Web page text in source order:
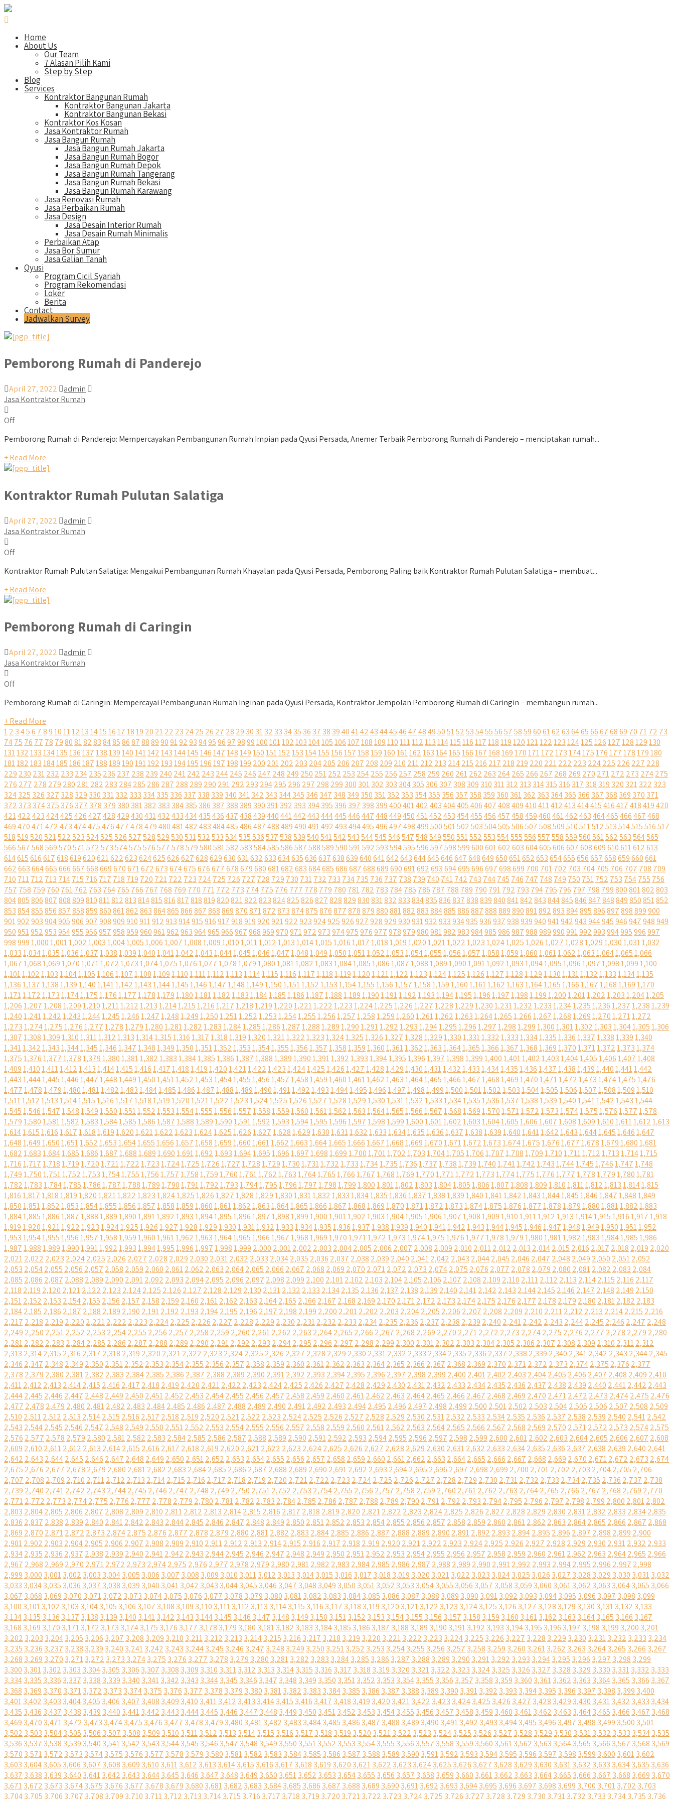
Home
About Us
Our Team
7 Alasan Pilih Kami
Step by Step
Blog
Services
Kontraktor Bangunan Rumah
Kontraktor Bangunan Jakarta
Kontraktor Bangunan Bekasi
Kontraktor Kos Kosan
Jasa Kontraktor Rumah
Jasa Bangun Rumah
Jasa Bangun Rumah Jakarta
Jasa Bangun Rumah Bogor
Jasa Bangun Rumah Depok
Jasa Bangun Rumah Tangerang
Jasa Bangun Rumah Bekasi
Jasa Bangun Rumah Karawang
Jasa Renovasi Rumah
Jasa Perbaikan Rumah
Jasa Design
Jasa Desain Interior Rumah
Jasa Desain Rumah Minimalis
Perbaikan Atap
Jasa Bor Sumur
Jasa Galian Tanah
Qyusi
Program Cicil Syariah
Program Rekomendasi
Loker
Berita
Contact
Jadwalkan Survey
Pemborong Rumah di Panderejo
April 27, 2022
admin
Jasa Kontraktor Rumah
Off
Pemborong Rumah di Panderejo: Mempercayakan Pembangunan Rumah Impian pada Qyusi Persada, Anemer Terbaik Pemborong Rumah di Panderejo – menciptakan rumah...
+ Read More
Kontraktor Rumah Pulutan Salatiga
April 27, 2022
admin
Jasa Kontraktor Rumah
Off
Kontraktor Rumah Pulutan Salatiga: Mengakui Pembangunan Rumah Khayalan pada Qyusi Persada, Pemborong Paling baik Kontraktor Rumah Pulutan Salatiga – membuat...
+ Read More
Pemborong Rumah di Caringin
April 27, 2022
admin
Jasa Kontraktor Rumah
Off
Pemborong Rumah di Caringin: Mempercayai Pembangunan Rumah Inginan pada Qyusi Persada, Kontraktor Jempolan Pemborong Rumah di Caringin – membangun rumah...
+ Read More
12 3456 78910111213141516171819 20 2122 23 2425 26 27 28 29 30 3132 33 3435 36 37 38 39404142434445464748495051525354555657585960616263646566676869 70 7172 73
7475 76 77 78 798081828384858687888990919293949596979899100101102103104105106107108109110111112113114115116117118119120121122123124125126127128129130
131132133134135136137138139140141142143144145146147148149150151152153154155156157158159160161162163164165166167168169170171172173174175176177178179180
181182183184185186187188189190191192193194195196197198199 200 201202 203 204205 206 207 208 209 210 211212 213 214215 216 217 218 219 220 221222 223 224225 226 227 228
229 230 231232 233 234235 236 237 238 239 240 241242 243 244245 246 247 248 249 250 251252 253 254255 256 257 258 259 260 261262 263 264265 266 267 268 269 270 271272 273 274275
276 277 278 279 280 281282 283 284285 286 287 288 289 290 291292 293 294295 296 297 298 299 300 301302 303 304305 306 307 308 309 310 311312 313 314315 316 317 318 319 320 321322 323
324325 326 327 328 329 330 331332 333 334335 336 337 338 339 340 341342 343 344345 346 347 348 349 350 351352 353 354355 356 357 358 359 360 361362 363 364365 366 367 368 369 370 371
372 373 374375 376 377 378 379 380 381382 383 384385 386 387 388 389 390 391392 393 394395 396 397 398 399400401402403404405406407408409410411412413414415416417418419420
421422423424425426427428429430431432433434435436437438439440441442443444445446447448449450451452453454455456457458459460461462463464465466467468
469470471472473474475476477478479480481482483484485486487488489490491492493494495496497498499500501502503504505506507508509510511512513514515516517
518519520521522523524525526527528529530531532533534535536537538539540541542543544545546547548549550551552553554555556557558559560561562563564565
566567568569570571572573574575576577578579580581582583584585586587588589590591592593594595596597598599600601602603604605606607608609610611612613
614615616617618619620621622623624625626627628629630631632633634635636637638639640641642643644645646647648649650651652653654655656657658659660661
662663664665666667668669670671672673674675676677678679680681682683684685686687688689690691692693694695696697698699 700 701702 703 704705 706 707 708 709
710 711712 713 714715 716 717 718 719 720 721722 723 724725 726 727 728 729 730 731732 733 734735 736 737 738 739 740 741742 743 744745 746 747 748 749 750 751752 753 754755 756
757 758 759 760 761762 763 764765 766 767 768 769 770 771772 773 774775 776 777 778 779 780 781782 783 784785 786 787 788 789 790 791792 793 794795 796 797 798 799800801802803
804805806807808809810811812813814815816817818819820821822823824825826827828829830831832833834835836837838839840841842843844845846847848849850851852
853854855856857858859860861862863864865866867868869870871872873874875876877878879880881882883884885886887888889890891892893894895896897898899900
901902903904905906907908909910911912913914915916917918919920921922923924925926927928929930931932933934935936937938939940941942943944945946947948949
950951952953954955956957958959960961962963964965966967968969970971972973974975976977978979980981982983984985986987988989990991992993994995996997
9989991,0001,0011,0021,0031,0041,0051,0061,0071,0081,0091,0101,0111,0121,0131,0141,0151,0161,0171,0181,0191,0201,0211,0221,0231,0241,0251,0261,0271,0281,0291,0301,0311,032
1,0331,0341,0351,0361,0371,0381,0391,0401,0411,0421,0431,0441,0451,0461,0471,0481,0491,0501,0511,0521,0531,0541,0551,0561,0571,0581,0591,0601,0611,0621,0631,0641,0651,066
1,0671,0681,0691,0701,0711,0721,0731,0741,0751,0761,0771,0781,0791,0801,0811,0821,0831,0841,0851,0861,0871,0881,0891,0901,0911,0921,0931,0941,0951,0961,0971,0981,0991,100
1,1011,1021,1031,1041,1051,1061,1071,1081,1091,1101,1111,1121,1131,1141,1151,1161,1171,1181,1191,1201,1211,1221,1231,1241,1251,1261,1271,1281,1291,1301,1311,1321,1331,1341,135
1,1361,1371,1381,1391,1401,1411,1421,1431,1441,1451,1461,1471,1481,1491,1501,1511,1521,1531,1541,1551,1561,1571,1581,1591,1601,1611,1621,1631,1641,1651,1661,1671,1681,1691,170
1,1711,1721,1731,1741,1751,1761,1771,1781,1791,1801,1811,1821,1831,1841,1851,1861,1871,1881,1891,1901,1911,1921,1931,1941,1951,1961,1971,1981,1991,2001,2011,2021,2031,2041,205
1,2061,2071,2081,2091,2101,2111,2121,2131,2141,2151,2161,2171,2181,2191,2201,2211,2221,2231,2241,2251,2261,2271,2281,2291,2301,2311,2321,2331,2341,2351,2361,2371,2381,239
1,2401,2411,2421,2431,2441,2451,2461,2471,2481,2491,2501,2511,2521,2531,2541,2551,2561,2571,2581,2591,2601,2611,2621,2631,2641,2651,2661,2671,2681,2691,2701,2711,272
1,2731,2741,2751,2761,2771,2781,2791,2801,2811,2821,2831,2841,2851,2861,2871,2881,2891,2901,2911,2921,2931,2941,2951,2961,2971,2981,2991,3001,3011,3021,3031,3041,3051,306
1,3071,3081,3091,3101,3111,3121,3131,3141,3151,3161,3171,3181,3191,3201,3211,3221,3231,3241,3251,3261,3271,3281,3291,3301,3311,3321,3331,3341,3351,3361,3371,3381,3391,340
1,3411,3421,3431,3441,3451,3461,3471,3481,3491,3501,3511,3521,3531,3541,3551,3561,3571,3581,3591,3601,3611,3621,3631,3641,3651,3661,3671,3681,3691,3701,3711,3721,3731,374
1,3751,3761,3771,3781,3791,3801,3811,3821,3831,3841,3851,3861,3871,3881,3891,3901,3911,3921,3931,3941,3951,3961,3971,3981,3991,4001,4011,4021,4031,4041,4051,4061,4071,408
1,4091,4101,4111,4121,4131,4141,4151,4161,4171,4181,4191,4201,4211,4221,4231,4241,4251,4261,4271,4281,4291,4301,4311,4321,4331,4341,4351,4361,4371,4381,4391,4401,4411,442
1,4431,4441,4451,4461,4471,4481,4491,4501,4511,4521,4531,4541,4551,4561,4571,4581,4591,4601,4611,4621,4631,4641,4651,4661,4671,4681,4691,4701,4711,4721,4731,4741,4751,476
1,4771,4781,4791,4801,4811,4821,4831,4841,4851,4861,4871,4881,4891,4901,4911,4921,4931,4941,4951,4961,4971,4981,4991,5001,5011,5021,5031,5041,5051,5061,5071,5081,5091,510
1,5111,5121,5131,5141,5151,5161,5171,5181,5191,5201,5211,5221,5231,5241,5251,5261,5271,5281,5291,5301,5311,5321,5331,5341,5351,5361,5371,5381,5391,5401,5411,5421,5431,544
1,5451,5461,5471,5481,5491,5501,5511,5521,5531,5541,5551,5561,5571,5581,5591,5601,5611,5621,5631,5641,5651,5661,5671,5681,5691,5701,5711,5721,5731,5741,5751,5761,5771,578
1,5791,5801,5811,5821,5831,5841,5851,5861,5871,5881,5891,5901,5911,5921,5931,5941,5951,5961,5971,5981,5991,6001,6011,6021,6031,6041,6051,6061,6071,6081,6091,6101,6111,6121,613
1,6141,6151,6161,6171,6181,6191,6201,6211,6221,6231,6241,6251,6261,6271,6281,6291,6301,6311,6321,6331,6341,6351,6361,6371,6381,6391,6401,6411,6421,6431,6441,6451,6461,647
1,6481,6491,6501,6511,6521,6531,6541,6551,6561,6571,6581,6591,6601,6611,6621,6631,6641,6651,6661,6671,6681,6691,6701,6711,6721,6731,6741,6751,6761,6771,6781,6791,6801,681
1,6821,6831,6841,6851,6861,6871,6881,6891,6901,6911,6921,6931,6941,6951,6961,6971,6981,6991,7001,7011,7021,7031,7041,7051,7061,7071,7081,7091,7101,7111,7121,7131,7141,715
1,7161,7171,7181,7191,7201,7211,7221,7231,7241,7251,7261,7271,7281,7291,7301,7311,7321,7331,7341,7351,7361,7371,7381,7391,7401,7411,7421,7431,7441,7451,7461,7471,748
1,7491,7501,7511,7521,7531,7541,7551,7561,7571,7581,7591,7601,7611,7621,7631,7641,7651,7661,7671,7681,7691,7701,7711,7721,7731,7741,7751,7761,7771,7781,7791,7801,781
1,7821,7831,7841,7851,7861,7871,7881,7891,7901,7911,7921,7931,7941,7951,7961,7971,7981,7991,8001,8011,8021,8031,8041,8051,8061,8071,8081,8091,8101,8111,8121,8131,8141,815
1,8161,8171,8181,8191,8201,8211,8221,8231,8241,8251,8261,8271,8281,8291,8301,8311,8321,8331,8341,8351,8361,8371,8381,8391,8401,8411,8421,8431,8441,8451,8461,8471,8481,849
1,8501,8511,8521,8531,8541,8551,8561,8571,8581,8591,8601,8611,8621,8631,8641,8651,8661,8671,8681,8691,8701,8711,8721,8731,8741,8751,8761,8771,8781,8791,8801,8811,8821,883
1,8841,8851,8861,8871,8881,8891,8901,8911,8921,8931,8941,8951,8961,8971,8981,8991,9001,9011,9021,9031,9041,9051,9061,9071,9081,9091,9101,9111,9121,9131,9141,9151,9161,9171,918
1,9191,9201,9211,9221,9231,9241,9251,9261,9271,9281,9291,9301,9311,9321,9331,9341,9351,9361,9371,9381,9391,9401,9411,9421,9431,9441,9451,9461,9471,9481,9491,9501,9511,952
1,9531,9541,9551,9561,9571,9581,9591,9601,9611,9621,9631,9641,9651,9661,9671,9681,9691,9701,9711,9721,9731,9741,9751,9761,9771,9781,9791,9801,9811,9821,9831,9841,9851,986
1,9871,9881,9891,9901,9911,9921,9931,9941,9951,9961,9971,9981,999 2,000 2,0012,002 2,003 2,0042,005 2,006 2,007 2,008 2,009 2,010 2,0112,012 2,013 2,0142,015 2,016 2,017 2,018 2,019 2,020
2,0212,022 2,023 2,0242,025 2,026 2,027 2,028 2,029 2,030 2,0312,032 2,033 2,0342,035 2,036 2,037 2,038 2,039 2,040 2,0412,042 2,043 2,0442,045 2,046 2,047 2,048 2,049 2,050 2,0512,052
2,053 2,0542,055 2,056 2,057 2,058 2,059 2,060 2,0612,062 2,063 2,0642,065 2,066 2,067 2,068 2,069 2,070 2,0712,072 2,073 2,0742,075 2,076 2,077 2,078 2,079 2,080 2,0812,082 2,083 2,084
2,085 2,086 2,087 2,088 2,089 2,090 2,0912,092 2,093 2,0942,095 2,096 2,097 2,098 2,099 2,100 2,1012,102 2,103 2,1042,105 2,106 2,107 2,108 2,109 2,110 2,1112,112 2,113 2,1142,115 2,116 2,117
2,118 2,119 2,120 2,1212,122 2,123 2,1242,125 2,126 2,127 2,128 2,129 2,130 2,1312,132 2,133 2,1342,135 2,136 2,137 2,138 2,139 2,140 2,1412,142 2,143 2,1442,145 2,146 2,147 2,148 2,149 2,150
2,1512,152 2,153 2,1542,155 2,156 2,157 2,158 2,159 2,160 2,1612,162 2,163 2,1642,165 2,166 2,167 2,168 2,169 2,170 2,1712,172 2,173 2,1742,175 2,176 2,177 2,178 2,179 2,180 2,1812,182 2,183
2,1842,185 2,186 2,187 2,188 2,189 2,190 2,1912,192 2,193 2,1942,195 2,196 2,197 2,198 2,199 2,200 2,2012,202 2,203 2,2042,205 2,206 2,207 2,208 2,209 2,210 2,2112,212 2,213 2,2142,215 2,216
2,217 2,218 2,219 2,220 2,2212,222 2,223 2,2242,225 2,226 2,227 2,228 2,229 2,230 2,2312,232 2,233 2,2342,235 2,236 2,237 2,238 2,239 2,240 2,2412,242 2,243 2,2442,245 2,246 2,247 2,248
2,249 2,250 2,2512,252 2,253 2,2542,255 2,256 2,257 2,258 2,259 2,260 2,2612,262 2,263 2,2642,265 2,266 2,267 2,268 2,269 2,270 2,2712,272 2,273 2,2742,275 2,276 2,277 2,278 2,279 2,280
2,2812,282 2,283 2,2842,285 2,286 2,287 2,288 2,289 2,290 2,2912,292 2,293 2,2942,295 2,296 2,297 2,298 2,299 2,300 2,3012,302 2,303 2,3042,305 2,306 2,307 2,308 2,309 2,310 2,3112,312
2,313 2,3142,315 2,316 2,317 2,318 2,319 2,320 2,3212,322 2,323 2,3242,325 2,326 2,327 2,328 2,329 2,330 2,3312,332 2,333 2,3342,335 2,336 2,337 2,338 2,339 2,340 2,3412,342 2,343 2,3442,345
2,346 2,347 2,348 2,349 2,350 2,3512,352 2,353 2,3542,355 2,356 2,357 2,358 2,359 2,360 2,3612,362 2,363 2,3642,365 2,366 2,367 2,368 2,369 2,370 2,3712,372 2,373 2,3742,375 2,376 2,377
2,378 2,379 2,380 2,3812,382 2,383 2,3842,385 2,386 2,387 2,388 2,389 2,390 2,3912,392 2,393 2,3942,395 2,396 2,397 2,398 2,399 2,400 2,4012,402 2,403 2,4042,405 2,406 2,407 2,408 2,409 2,410
2,4112,412 2,413 2,4142,415 2,416 2,417 2,418 2,419 2,420 2,4212,422 2,423 2,4242,425 2,426 2,427 2,428 2,429 2,430 2,4312,432 2,433 2,4342,435 2,436 2,437 2,438 2,439 2,440 2,4412,442 2,443
2,4442,445 2,446 2,447 2,448 2,449 2,450 2,4512,452 2,453 2,4542,455 2,456 2,457 2,458 2,459 2,460 2,4612,462 2,463 2,4642,465 2,466 2,467 2,468 2,469 2,470 2,4712,472 2,473 2,4742,475 2,476
2,477 2,478 2,479 2,480 2,4812,482 2,483 2,4842,485 2,486 2,487 2,488 2,489 2,490 2,4912,492 2,493 2,4942,495 2,496 2,497 2,498 2,499 2,500 2,5012,502 2,503 2,5042,505 2,506 2,507 2,508 2,509
2,510 2,5112,512 2,513 2,5142,515 2,516 2,517 2,518 2,519 2,520 2,5212,522 2,523 2,5242,525 2,526 2,527 2,528 2,529 2,530 2,5312,532 2,533 2,5342,535 2,536 2,537 2,538 2,539 2,540 2,5412,542
2,543 2,5442,545 2,546 2,547 2,548 2,549 2,550 2,5512,552 2,553 2,5542,555 2,556 2,557 2,558 2,559 2,560 2,5612,562 2,563 2,5642,565 2,566 2,567 2,568 2,569 2,570 2,5712,572 2,573 2,5742,575
2,576 2,577 2,578 2,579 2,580 2,5812,582 2,583 2,5842,585 2,586 2,587 2,588 2,589 2,590 2,5912,592 2,593 2,5942,595 2,596 2,597 2,598 2,599 2,600 2,6012,602 2,603 2,6042,605 2,606 2,607 2,608
2,609 2,610 2,6112,612 2,613 2,6142,615 2,616 2,617 2,618 2,619 2,620 2,6212,622 2,623 2,6242,625 2,626 2,627 2,628 2,629 2,630 2,6312,632 2,633 2,6342,635 2,636 2,637 2,638 2,639 2,640 2,641
2,642 2,643 2,6442,645 2,646 2,647 2,648 2,649 2,650 2,6512,652 2,653 2,6542,655 2,656 2,657 2,658 2,659 2,660 2,6612,662 2,663 2,6642,665 2,666 2,667 2,668 2,669 2,670 2,6712,672 2,673 2,674
2,675 2,676 2,677 2,678 2,679 2,680 2,6812,682 2,683 2,6842,685 2,686 2,687 2,688 2,689 2,690 2,6912,692 2,693 2,6942,695 2,696 2,697 2,698 2,699 2,700 2,7012,702 2,703 2,7042,705 2,706
2,707 2,708 2,709 2,710 2,7112,712 2,713 2,7142,715 2,716 2,717 2,718 2,719 2,720 2,7212,722 2,723 2,7242,725 2,726 2,727 2,728 2,729 2,730 2,7312,732 2,733 2,7342,735 2,736 2,737 2,738
2,739 2,740 2,7412,742 2,743 2,7442,745 2,746 2,747 2,748 2,749 2,750 2,7512,752 2,753 2,7542,755 2,756 2,757 2,758 2,759 2,760 2,7612,762 2,763 2,7642,765 2,766 2,767 2,768 2,769 2,770
2,7712,772 2,773 2,7742,775 2,776 2,777 2,778 2,779 2,780 2,7812,782 2,783 2,7842,785 2,786 2,787 2,788 2,789 2,790 2,7912,792 2,793 2,7942,795 2,796 2,797 2,798 2,799 2,800 2,8012,802
2,803 2,8042,805 2,806 2,807 2,808 2,809 2,810 2,8112,812 2,813 2,8142,815 2,816 2,817 2,818 2,819 2,820 2,8212,822 2,823 2,8242,825 2,826 2,827 2,828 2,829 2,830 2,8312,832 2,833 2,8342,835
2,836 2,837 2,838 2,839 2,840 2,8412,842 2,843 2,8442,845 2,846 2,847 2,848 2,849 2,850 2,8512,852 2,853 2,8542,855 2,856 2,857 2,858 2,859 2,860 2,8612,862 2,863 2,8642,865 2,866 2,867 2,868
2,869 2,870 2,8712,872 2,873 2,8742,875 2,876 2,877 2,878 2,879 2,880 2,8812,882 2,883 2,8842,885 2,886 2,887 2,888 2,889 2,890 2,8912,892 2,893 2,8942,895 2,896 2,897 2,898 2,899 2,900
2,9012,902 2,903 2,9042,905 2,906 2,907 2,908 2,909 2,910 2,9112,912 2,913 2,9142,915 2,916 2,917 2,918 2,919 2,920 2,9212,922 2,923 2,9242,925 2,926 2,927 2,928 2,929 2,930 2,9312,932 2,933
2,9342,935 2,936 2,937 2,938 2,939 2,940 2,9412,942 2,943 2,9442,945 2,946 2,947 2,948 2,949 2,950 2,9512,952 2,953 2,9542,955 2,956 2,957 2,958 2,959 2,960 2,9612,962 2,963 2,9642,965 2,966
2,967 2,968 2,969 2,970 2,9712,972 2,973 2,9742,975 2,976 2,977 2,978 2,979 2,980 2,9812,982 2,983 2,9842,985 2,986 2,987 2,988 2,989 2,990 2,9912,992 2,993 2,9942,995 2,996 2,997 2,998
2,999 3,000 3,0013,002 3,003 3,0043,005 3,006 3,007 3,008 3,009 3,010 3,0113,012 3,013 3,0143,015 3,016 3,017 3,018 3,019 3,020 3,0213,022 3,023 3,0243,025 3,026 3,027 3,028 3,029 3,030 3,0313,032
3,033 3,0343,035 3,036 3,037 3,038 3,039 3,040 3,0413,042 3,043 3,0443,045 3,046 3,047 3,048 3,049 3,050 3,0513,052 3,053 3,0543,055 3,056 3,057 3,058 3,059 3,060 3,0613,062 3,063 3,0643,065 3,066
3,067 3,068 3,069 3,070 3,0713,072 3,073 3,0743,075 3,076 3,077 3,078 3,079 3,080 3,0813,082 3,083 3,0843,085 3,086 3,087 3,088 3,089 3,090 3,0913,092 3,093 3,0943,095 3,096 3,097 3,098 3,099
3,100 3,1013,102 3,103 3,1043,105 3,106 3,107 3,108 3,109 3,110 3,1113,112 3,113 3,1143,115 3,116 3,117 3,118 3,119 3,120 3,1213,122 3,123 3,1243,125 3,126 3,127 3,128 3,129 3,130 3,1313,132 3,133
3,1343,135 3,136 3,137 3,138 3,139 3,140 3,1413,142 3,143 3,1443,145 3,146 3,147 3,148 3,149 3,150 3,1513,152 3,153 3,1543,155 3,156 3,157 3,158 3,159 3,160 3,1613,162 3,163 3,1643,165 3,166 3,167
3,168 3,169 3,170 3,1713,172 3,173 3,1743,175 3,176 3,177 3,178 3,179 3,180 3,1813,182 3,183 3,1843,185 3,186 3,187 3,188 3,189 3,190 3,1913,192 3,193 3,1943,195 3,196 3,197 3,198 3,199 3,200 3,201
3,202 3,203 3,2043,205 3,206 3,207 3,208 3,209 3,210 3,2113,212 3,213 3,2143,215 3,216 3,217 3,218 3,219 3,220 3,2213,222 3,223 3,2243,225 3,226 3,227 3,228 3,229 3,230 3,2313,232 3,233 3,234
3,235 3,236 3,237 3,238 3,239 3,240 3,2413,242 3,243 3,2443,245 3,246 3,247 3,248 3,249 3,250 3,2513,252 3,253 3,2543,255 3,256 3,257 3,258 3,259 3,260 3,2613,262 3,263 3,2643,265 3,266 3,267
3,268 3,269 3,270 3,2713,272 3,273 3,2743,275 3,276 3,277 3,278 3,279 3,280 3,2813,282 3,283 3,2843,285 3,286 3,287 3,288 3,289 3,290 3,2913,292 3,293 3,2943,295 3,296 3,297 3,298 3,299
3,300 3,3013,302 3,303 3,3043,305 3,306 3,307 3,308 3,309 3,310 3,3113,312 3,313 3,3143,315 3,316 3,317 3,318 3,319 3,320 3,3213,322 3,323 3,3243,325 3,326 3,327 3,328 3,329 3,330 3,3313,332 3,333
3,3343,335 3,336 3,337 3,338 3,339 3,340 3,3413,342 3,343 3,3443,345 3,346 3,347 3,348 3,349 3,350 3,3513,352 3,353 3,3543,355 3,356 3,357 3,358 3,359 3,360 3,3613,362 3,363 3,3643,365 3,366 3,367
3,368 3,369 3,370 3,3713,372 3,373 3,3743,375 3,376 3,377 3,378 3,379 3,380 3,3813,382 3,383 3,3843,385 3,386 3,387 3,388 3,389 3,390 3,3913,392 3,393 3,3943,395 3,396 3,397 3,398 3,399 3,400
3,4013,402 3,403 3,4043,405 3,406 3,407 3,408 3,409 3,410 3,4113,412 3,413 3,4143,415 3,416 3,417 3,418 3,419 3,420 3,4213,422 3,423 3,4243,425 3,426 3,427 3,428 3,429 3,430 3,4313,432 3,433 3,434
3,435 3,436 3,437 3,438 3,439 3,440 3,4413,442 3,443 3,4443,445 3,446 3,447 3,448 3,449 3,450 3,4513,452 3,453 3,4543,455 3,456 3,457 3,458 3,459 3,460 3,4613,462 3,463 3,4643,465 3,466 3,467 3,468
3,469 3,470 3,4713,472 3,473 3,4743,475 3,476 3,477 3,478 3,479 3,480 3,4813,482 3,483 3,4843,485 3,486 3,487 3,488 3,489 3,490 3,4913,492 3,493 3,4943,495 3,496 3,497 3,498 3,499 3,500 3,501
3,502 3,503 3,5043,505 3,506 3,507 3,508 3,509 3,510 3,5113,512 3,513 3,5143,515 3,516 3,517 3,518 3,519 3,520 3,5213,522 3,523 3,5243,525 3,526 3,527 3,528 3,529 3,530 3,5313,532 3,533 3,5343,535
3,536 3,537 3,538 3,539 3,540 3,5413,542 3,543 3,5443,545 3,546 3,547 3,548 3,549 3,550 3,5513,552 3,553 3,5543,555 3,556 3,557 3,558 3,559 3,560 3,5613,562 3,563 3,5643,565 3,566 3,567 3,568 3,569
3,570 3,5713,572 3,573 3,5743,575 3,576 3,577 3,578 3,579 3,580 3,5813,582 3,583 3,5843,585 3,586 3,587 3,588 3,589 3,590 3,5913,592 3,593 3,5943,595 3,596 3,597 3,598 3,599 3,600 3,6013,602
3,603 3,6043,605 3,606 3,607 3,608 3,609 3,610 3,6113,612 3,613 3,6143,615 3,616 3,617 3,618 3,619 3,620 3,6213,622 3,623 3,6243,625 3,626 3,627 3,628 3,629 3,630 3,6313,632 3,633 3,6343,635 3,636
3,637 3,638 3,639 3,640 3,6413,642 3,643 3,6443,645 3,646 3,647 3,648 3,649 3,650 3,6513,652 3,653 3,6543,655 3,656 3,657 3,658 3,659 3,660 3,6613,662 3,663 3,6643,665 3,666 3,667 3,668 3,669 3,670
3,6713,672 3,673 3,6743,675 3,676 3,677 3,678 3,679 3,680 3,6813,682 3,683 3,6843,685 3,686 3,687 3,688 3,689 3,690 3,6913,692 3,693 3,6943,695 3,696 3,697 3,698 3,699 3,700 3,7013,702 3,703
3,7043,705 3,706 3,707 3,708 3,709 3,710 3,7113,712 3,713 3,7143,715 3,716 3,717 3,718 3,719 3,720 3,7213,722 3,723 3,7243,725 3,726 3,727 3,728 3,729 3,730 3,7313,732 3,733 3,7343,735 3,736